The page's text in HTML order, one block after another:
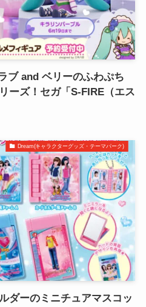
ブ and ベリーのふわぷち
ーズ！セガ「S-FIRE（エス
Dream(キャラクターグッズ・テーマパーク)
ダーのミニチュアマスコッ